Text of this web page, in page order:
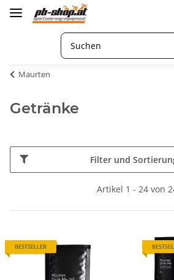
Maurten
Getränke
Filter und
Artikel 1 - 24 von
BESTSELLER